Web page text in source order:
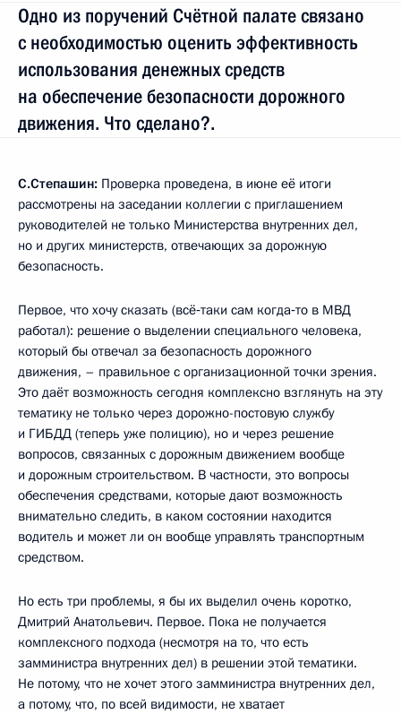
Одно из поручений Счётной палате связано
с необходимостью оценить эффективность
использования денежных средств
на обеспечение безопасности дорожного
движения. Что сделано?.
С.Степашин: Проверка проведена, в июне её итоги
рассмотрены на заседании коллегии с приглашением
руководителей не только Министерства внутренних дел,
но и других министерств, отвечающих за дорожную
безопасность.
Первое, что хочу сказать (всё‑таки сам когда‑то в МВД
работал): решение о выделении специального человека,
который бы отвечал за безопасность дорожного
движения, – правильное с организационной точки зрения.
Это даёт возможность сегодня комплексно взглянуть на эту
тематику не только через дорожно-постовую службу
и ГИБДД (теперь уже полицию), но и через решение
вопросов, связанных с дорожным движением вообще
и дорожным строительством. В частности, это вопросы
обеспечения средствами, которые дают возможность
внимательно следить, в каком состоянии находится
водитель и может ли он вообще управлять транспортным
средством.
Но есть три проблемы, я бы их выделил очень коротко,
Дмитрий Анатольевич. Первое. Пока не получается
комплексного подхода (несмотря на то, что есть
замминистра внутренних дел) в решении этой тематики.
Не потому, что не хочет этого замминистра внутренних дел,
а потому, что, по всей видимости, не хватает